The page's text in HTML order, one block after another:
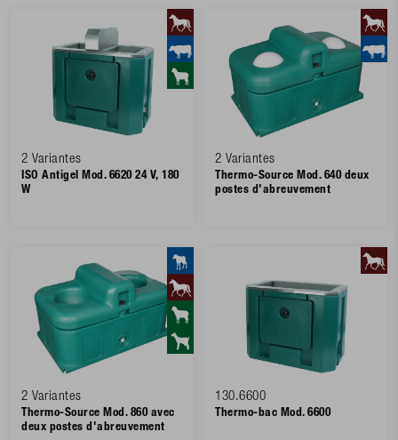
2 Variantes
ISO Antigel Mod. 6620 24 V, 180
W
2 Variantes
Thermo-Source Mod. 640 deux
postes d'abreuvement
2 Variantes
Thermo-Source Mod. 860 avec
deux postes d'abreuvement
130.6600
Thermo-bac Mod. 6600